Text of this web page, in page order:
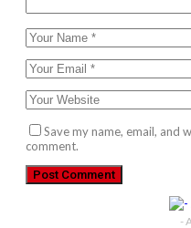
Save my name, email, and
comment.
-